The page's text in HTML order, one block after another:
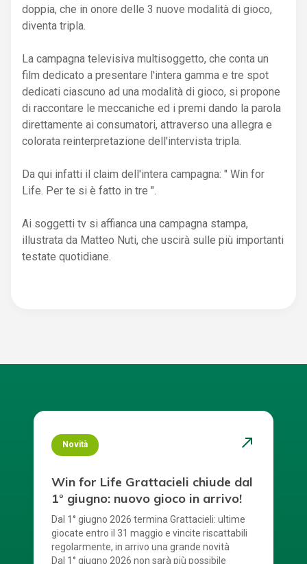
doppia, che in onore delle 3 nuove modalità di gioco,
diventa tripla.
La campagna televisiva multisoggetto, che conta un
film dedicato a presentare l'intera gamma e tre spot
dedicati ciascuno ad una modalità di gioco, si propone
di raccontare le meccaniche ed i premi dando la parola
direttamente ai consumatori, attraverso una allegra e
colorata reinterpretazione dell'intervista tripla.
Da qui infatti il claim dell'intera campagna: " Win for
Life. Per te si è fatto in tre ".
Ai soggetti tv si affianca una campagna stampa,
illustrata da Matteo Nuti, che uscirà sulle più importanti
testate quotidiane.
Novità north_east
Win for Life Grattacieli chiude dal
1° giugno: nuovo gioco in arrivo!
Dal 1° giugno 2026 termina Grattacieli: ultime
giocate entro il 31 maggio e vincite riscattabili
regolarmente, in arrivo una grande novità
Dal 1° giugno 2026 non sarà più possibile